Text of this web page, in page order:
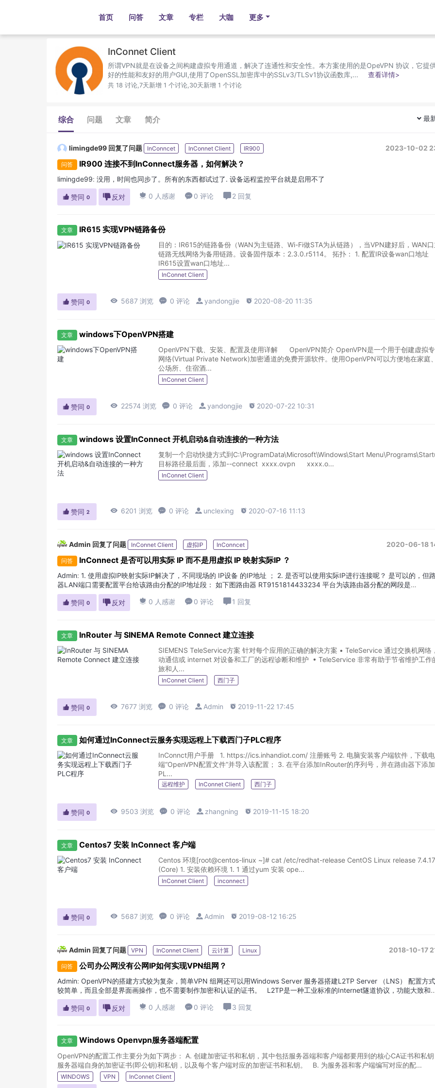
首页 问答 文章 专栏 大咖 更多
InConnet Client
所谓VPN就是在设备之间构建虚拟专用通道，解决了连通性和安全性。本方案使用的是OpeVPN 协议，它提
好的性能和友好的用户GUI,使用了OpenSSL加密库中的SSLv3/TLSv1协议函数库,...
查看详情>
共 18 讨论,7天新增 1 个讨论,30天新增 1 个讨论
综合 问题 文章 简介 最
limingde99 回复了问题 2023-10-02
InConncet InConnet Client IR900
问答 IR900 连接不到InConnect服务器，如何解决？
limingde99: 没用，时间也同步了。所有的东西都试过了. 设备远程监控平台就是启用不了
 赞同 0  反对  0 人感谢  0 评论 2 回复
文章 IR615 实现VPN链路备份
目的：IR615的链路备份（WAN为主链路、Wi-Fi做STA为从链路），当VPN建好后，WAN口
链路无线网络为备用链路。设备固件版本：2.3.0.r5114。 拓扑： 1. 配置IR设备wan口地址
IR615设置wan口地址...
InConnet Client
 赞同 0  5687 浏览  0 评论  yandongjie  2020-08-20 11:35
文章 windows下OpenVPN搭建
OpenVPN下载、安装、配置及使用详解 OpenVPN简介 OpenVPN是一个用于创建虚拟专用
网络(Virtual Private Network)加密通道的免费开源软件。使用OpenVPN可以方便地在家庭
公场所、住宿酒...
InConnet Client
 赞同 0  22574 浏览  0 评论  yandongjie  2020-07-22 10:31
文章 windows 设置InConnect 开机启动&自动连接的一种方法
复制一个启动快捷方式到C:\ProgramData\Microsoft\Windows\Start
目标路径最后面，添加--connect xxxx.ovpn xxxx.o...
InConnet Client
 赞同 2  6201 浏览  0 评论  unclexing  2020-07-16 11:13
Admin 回复了问题 2020-06-18
InConnet Client 虚拟IP InConncet
问答 InConnect 是否可以用实际 IP 而不是用虚拟 IP 映射实际IP ？
Admin: 1. 使用虚拟IP映射实际IP解决了，不同现场的 IP设备 的IP地址 ； 2. 是否可以使用实际IP进行连接呢？ 是可以的，但
器LAN端口需要配置平台给该路由分配的IP地址段： 如下图路由器 RT9151814433234 平台为该路由器分配的网段是
10.8.29.0/24 路由器...
 赞同 0  反对  0 人感谢  0 评论 1 回复
文章 InRouter 与 SINEMA Remote Connect 建立连接
SIEMENS TeleService方案 针对每个应用的正确的解决方案 • TeleService 通过交换机网络
动通信或 internet 对设备和工厂的远程诊断和维护 • TeleService 非常有助于节省维护工作
旅和人...
InConnet Client 西门子
 赞同 0  7677 浏览  0 评论  Admin  2019-11-22 17:45
文章 如何通过InConnect云服务实现远程上下载西门子PLC程序
InConnct用户手册 1. https://ics.inhandiot.com/ 注册账号 2. 电脑安装客户端软件，下载
端“OpenVPN配置文件”并导入该配置； 3. 在平台添加InRouter的序列号，并在路由器下添加
PL...
远程维护 InConnet Client 西门子
 赞同 0  9503 浏览  0 评论  zhangning  2019-11-15 18:20
文章 Centos7 安装 InConnect 客户端
Centos 环境[root@centos-linux ~]# cat /etc/redhat-release CentOS Linux release
(Core) 1. 安装依赖环境 1. 1 通过yum 安装 ope...
InConnet Client inconnect
 赞同 0  5687 浏览  0 评论  Admin  2019-08-12 16:25
Admin 回复了问题 2018-10-17
VPN InConnet Client 云计算 Linux
问答 公司办公网没有公网IP如何实现VPN组网？
Admin: OpenVPN的搭建方式较为复杂，简单VPN 组网还可以用Windows Server 服务器搭建L2TP Server （LNS） 配置方
较简单，而且全部是界面画操作，也不需要制作加密和认证的证书。 L2TP是一种工业标准的Internet隧道协议，功能大致和
PPTP协议类似，比如同样可以...
 赞同 0  反对  0 人感谢  0 评论 3 回复
文章 Windows Openvpn服务器端配置
OpenVPN的配置工作主要分为如下两步： A. 创建加密证书和私钥，其中包括服务器端和客户端都要用到的核心CA证书和私钥
服务器端自身的加密证书(即公钥)和私钥，以及每个客户端对应的加密证书和私钥。 B. 为服务器和客户端编写对应的配...
WINDOWS VPN InConnet Client